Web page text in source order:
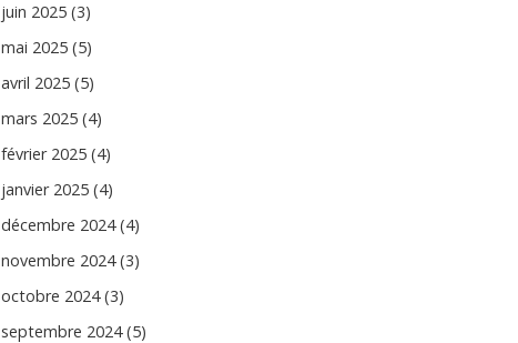
juin 2025 (3)
mai 2025 (5)
avril 2025 (5)
mars 2025 (4)
février 2025 (4)
janvier 2025 (4)
décembre 2024 (4)
novembre 2024 (3)
octobre 2024 (3)
septembre 2024 (5)